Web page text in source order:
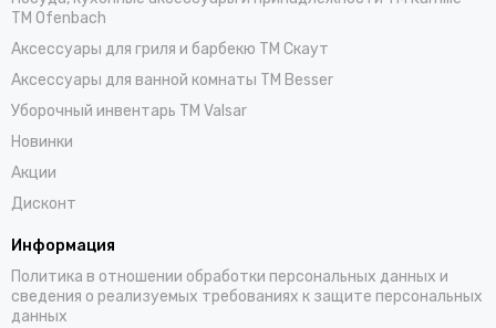
TM Ofenbach
Аксессуары для гриля и барбекю TM Скаут
Аксессуары для ванной комнаты TM Besser
Уборочный инвентарь TM Valsar
Новинки
Акции
Дисконт
Информация
Политика в отношении обработки персональных данных и
сведения о реализуемых требованиях к защите персональных
данных